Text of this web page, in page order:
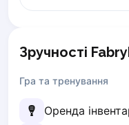
Odesa
Sumy
Uzhhorod
Зручності
Гра та тренування
Оренда